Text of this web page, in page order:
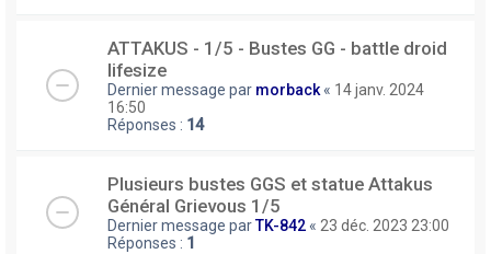
ATTAKUS - 1/5 - Bustes GG - battle droid
lifesize
Dernier message par morback « 14 janv. 2024
16:50
Réponses : 14
Plusieurs bustes GGS et statue Attakus
Général Grievous 1/5
Dernier message parTK-842 « 23 déc. 2023 23:00
Réponses : 1